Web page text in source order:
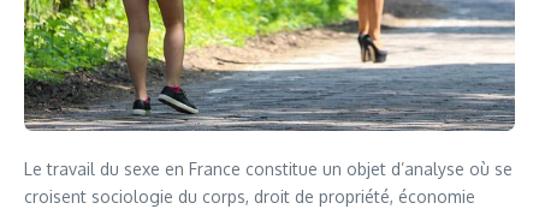
Le travail du sexe en France constitue un objet d’analyse où se
croisent sociologie du corps, droit de propriété, économie